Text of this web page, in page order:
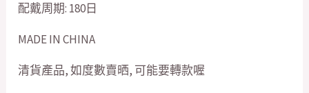
配戴周期: 180日
MADE IN CHINA
清貨產品, 如度數賣晒, 可能要轉款喔